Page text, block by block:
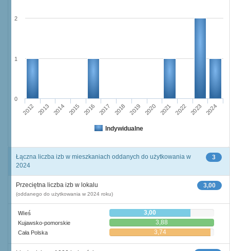
Indywidualne
2012 2013 2014 2015 2016 2017 2018 2019 2020 2021 2022 2023 2024
0
1
2
3
Łączna liczba izb w mieszkaniach oddanych do użytkowania w
2024
3,00
Przeciętna liczba izb w lokalu
(oddanego do użytkowania w 2024 roku)
Wieś 3,00
Kujawsko-pomorskie 3,88
Cała Polska 3,74